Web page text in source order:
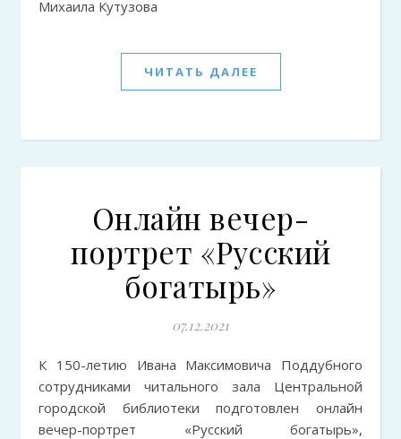
Михаила Кутузова
ЧИТАТЬ ДАЛЕЕ
Онлайн вечер-
портрет «Русский
богатырь»
07.12.2021
К 150-летию Ивана Максимовича Поддубного
сотрудниками читального зала Центральной
городской библиотеки подготовлен онлайн
вечер-портрет «Русский богатырь»,